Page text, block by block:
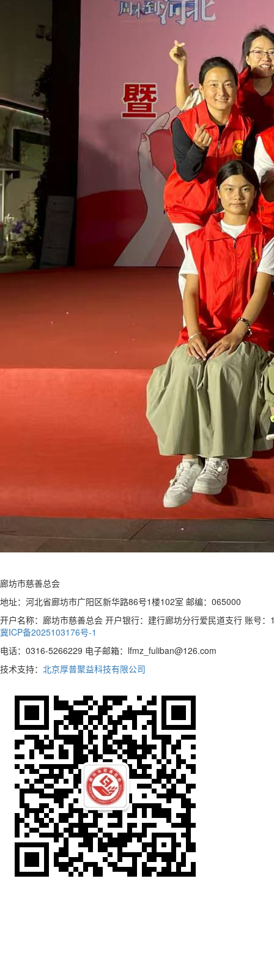
廊坊市慈善总会
地址：河北省廊坊市广阳区新华路86号1楼102室 邮编：065000
开户名称：廊坊市慈善总会 开户银行：建行廊坊分行爱民道支行 账号
冀ICP备2025103176号-1
电话：0316-5266229 电子邮箱：lfmz_fuliban@126.com
技术支持： 北京厚普聚益科技有限公司